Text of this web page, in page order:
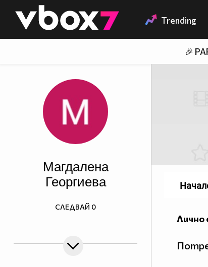
👾 Trending
🎉
Магдалена
Георгиева
СЛЕДВАЙ 0
Лично